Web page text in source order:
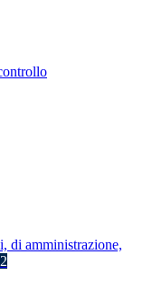
di amministrazione,
2